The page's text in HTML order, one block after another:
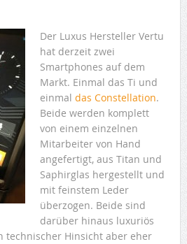
Der Luxus Hersteller Vertu
hat derzeit zwei
Smartphones auf dem
Markt. Einmal das Ti und
einmal das Constellation.
Beide werden komplett
von einem einzelnen
Mitarbeiter von Hand
angefertigt, aus Titan und
Saphirglas hergestellt und
mit feinstem Leder
überzogen. Beide sind
darüber hinaus luxuriös
technischer Hinsicht aber eher